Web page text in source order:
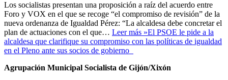
Los socialistas presentan una proposición a raíz del acuerdo entre
Foro y VOX en el que se recoge “el compromiso de revisión” de la
nueva ordenanza de Igualdad Pérez: “La alcaldesa debe concretar el
plan de actuaciones con el que… Leer más »El PSOE le pide a la
alcaldesa que clarifique su compromiso con las políticas de igualdad
en el Pleno ante sus socios de gobierno
Agrupación Municipal Socialista de Gijón/Xixón